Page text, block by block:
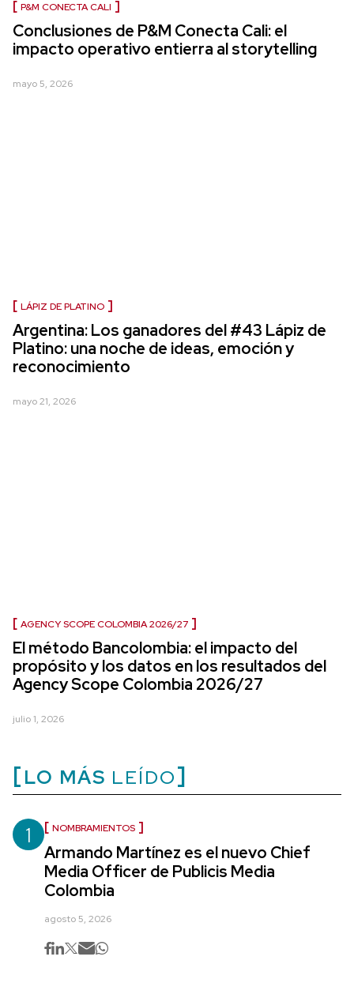
P&M CONECTA CALI
Conclusiones de P&M Conecta Cali: el
impacto operativo entierra al storytelling
mayo 5, 2026
LÁPIZ DE PLATINO
Argentina: Los ganadores del #43 Lápiz de
Platino: una noche de ideas, emoción y
reconocimiento
mayo 21, 2026
AGENCY SCOPE COLOMBIA 2026/27
El método Bancolombia: el impacto del
propósito y los datos en los resultados del
Agency Scope Colombia 2026/27
julio 1, 2026
LO MÁS LEÍDO
1 NOMBRAMIENTOS
Armando Martínez es el nuevo Chief
Media Officer de Publicis Media
Colombia
agosto 5, 2026